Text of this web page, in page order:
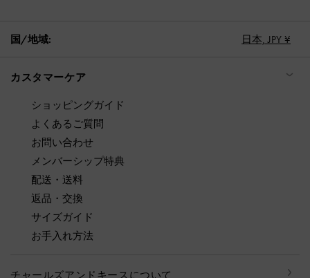
国/地域: 日本, JPY ¥
カスタマーケア
ショッピングガイド
よくあるご質問
お問い合わせ
メンバーシップ特典
配送・送料
返品・交換
サイズガイド
お手入れ方法